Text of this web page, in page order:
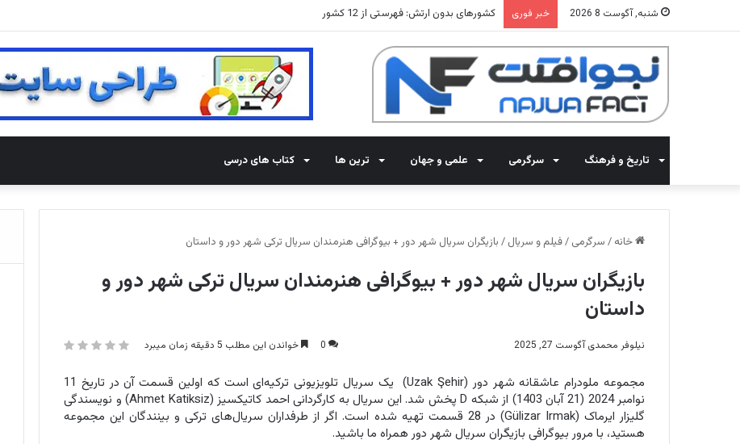
شنبه, آگوست 8 2026 خبر فوری ثروتمندترین یوتیوبرهای جهان 2025: معرفی 15 کانال با بیشترین درآمد
تاریخ و فرهنگ سرگرمی علمی و جهان ترین ها کتاب های درسی
خانه / سرگرمی /فیلم و سریال / بازیگران سریال شهر دور + بیوگرافی هنرمندان سریال ترکی شهر دور و داستان
بازیگران سریال شهر دور + بیوگرافی هنرمندان سریال ترکی شهر دور و
داستان
نیلوفر محمدی آگوست 27, 2025 0 خواندن این مطلب 5 دقیقه زمان میبرد
مجموعه ملودرام عاشقانه شهر دور (Uzak Şehir) یک سریال تلویزیونی ترکیه‌ای است که اولین قسمت آن در تاریخ 11
نوامبر 2024 (21 آبان 1403) از شبکه D پخش شد. این سریال به کارگردانی احمد کاتیکسیز (Ahmet Katiksiz) و نویسندگی
گلیزار ایرماک (Gülizar Irmak) در 28 قسمت تهیه شده است. اگر از طرفداران سریال‌های ترکی و بینندگان این مجموعه
هستید، با مرور بیوگرافی بازیگران سریال شهر دور همراه ما باشید.